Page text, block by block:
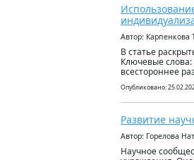
Автор: Карпенкова
В статье
Ключевые
всестороннее
Опубликовано:
Развитие
Автор: Горелова
Научное